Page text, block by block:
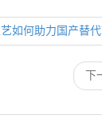
如何助力国产替代
下